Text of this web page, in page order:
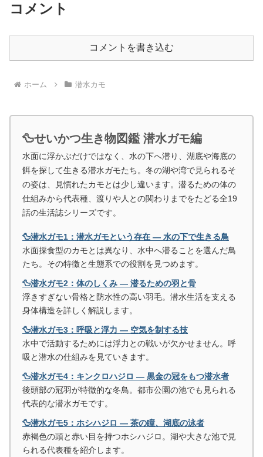
コメント
コメントを書き込む
ホーム 潜水カモ
🦆せいかつ生き物図鑑 潜水ガモ編
水面に浮かぶだけではなく、水の下へ潜り、湖底や海底の
餌を探して生きる潜水ガモたち。冬の湖や湾で見られるそ
の姿は、見慣れたカモとは少し違います。潜るための体の
仕組みから代表種、渡りや人との関わりまでをたどる全19
話の生活誌シリーズです。
🦆潜水ガモ1：潜水ガモという存在 ― 水の下で生きる鳥
水面採食型のカモとは異なり、水中へ潜ることを選んだ鳥
たち。その特徴と生態系での役割を見つめます。
🦆潜水ガモ2：体のしくみ ― 潜るための羽と骨
浮きすぎない骨格と防水性の高い羽毛。潜水生活を支える
身体構造を詳しく解説します。
🦆潜水ガモ3：呼吸と浮力 ― 空気を制する技
水中で活動するためには浮力との戦いが欠かせません。呼
吸と潜水の仕組みを見ていきます。
🦆潜水ガモ4：キンクロハジロ ― 黒金の冠をもつ潜水者
後頭部の冠羽が特徴的な冬鳥。都市公園の池でも見られる
代表的な潜水ガモです。
🦆潜水ガモ5：ホシハジロ ― 茶の瞳、湖底の泳者
赤褐色の頭と赤い目を持つホシハジロ。湖や大きな池で見
られる代表種を紹介します。